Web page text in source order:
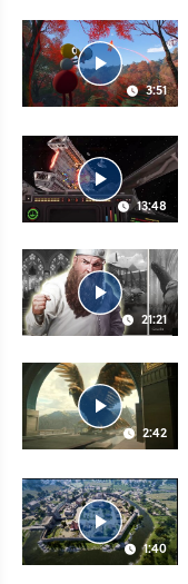
3:51
13:48
21:21
2:42
1:40